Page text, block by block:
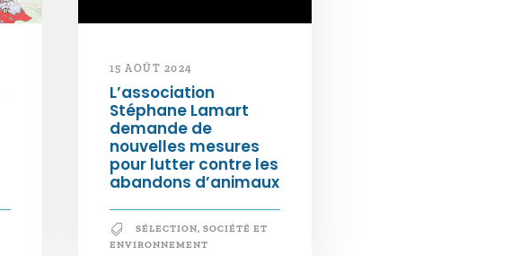
15 AOÛT 2024
L’association
Stéphane Lamart
demande de
nouvelles mesures
pour lutter contre les
abandons d’animaux
SÉLECTION, SOCIÉTÉ ET
ENVIRONNEMENT